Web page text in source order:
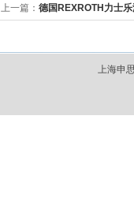
上一篇： 德国REXROTH力士
上海申